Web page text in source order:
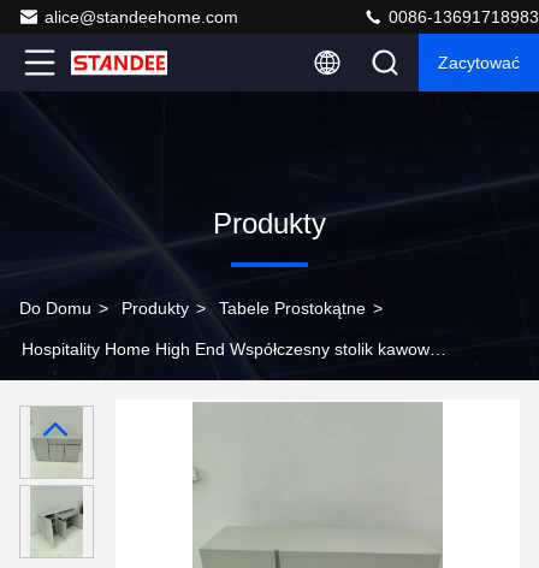
alice@standeehome.com 0086-13691718983
Zacytować
Produkty
Do Domu > Produkty > Tabele Prostokątne >
Hospitality Home High End Współczesny stolik kawowy z